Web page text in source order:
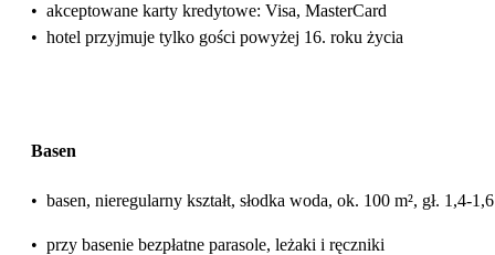
• akceptowane karty kredytowe: Visa, MasterCard
• hotel przyjmuje tylko gości powyżej 16. roku życia
Basen
• basen, nieregularny kształt, słodka woda, ok. 100 m², gł. 1,4-
• przy basenie bezpłatne parasole, leżaki i ręczniki